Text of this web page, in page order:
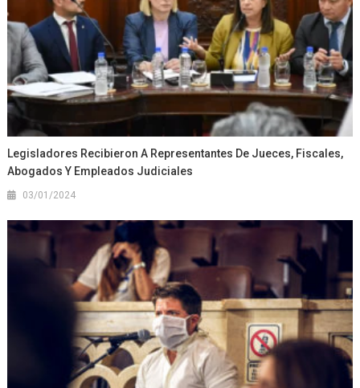
Legisladores Recibieron A Representantes De Jueces, Fiscales,
Abogados Y Empleados Judiciales
03/01/2024